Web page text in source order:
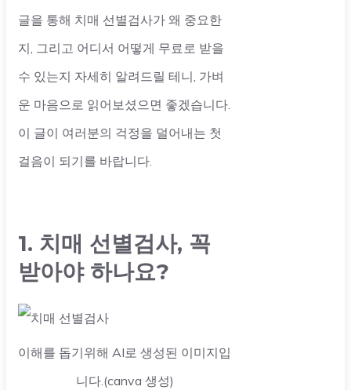
글을 통해 치매 선별검사가 왜 중요한
지, 그리고 어디서 어떻게 무료로 받을
수 있는지 자세히 알려드릴 테니, 가벼
운 마음으로 읽어보셨으면 좋겠습니다.
이 글이 여러분의 걱정을 덜어내는 첫
걸음이 되기를 바랍니다.
1. 치매 선별검사, 꼭
받아야 하나요?
이해를 돕기위해 AI로 생성된 이미지입
니다.(canva 생성)